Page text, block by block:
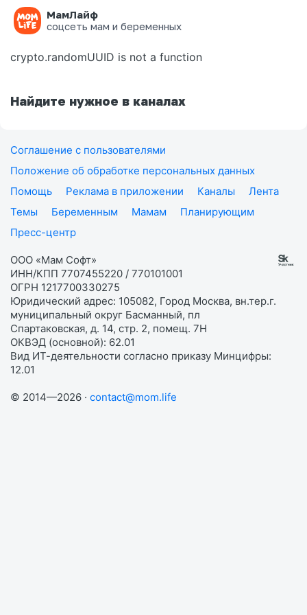
МамЛайф
соцсеть мам и беременных
Ошибка на странице
crypto.randomUUID is not a function
Найдите нужное в каналах
Соглашение с пользователями
Положение об обработке персональных данных
Помощь
Реклама в приложении Каналы
Лента
Темы
Беременным Мамам
Планирующим
Пресс-центр
ООО «Мам Софт»
ИНН/КПП 7707455220 / 770101001
ОГРН 1217700330275
Юридический адрес: 105082, Город Москва, вн.тер.г.
муниципальный округ Басманный, пл
Спартаковская, д. 14, стр. 2, помещ. 7Н
ОКВЭД (основной): 62.01
Вид ИТ-деятельности согласно приказу Минцифры:
12.01
© 2014—2026 · contact@mom.life